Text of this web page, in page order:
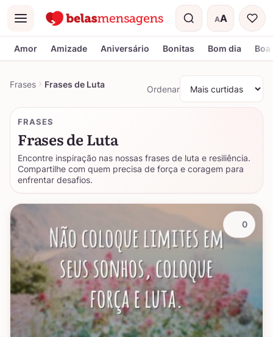
Menu AA
Tamanho do
Amor Amizade Aniversário Bonitas Bom dia
Frases Frases de Luta Ordenar
FRASES
Frases de Luta
Encontre inspiração nas nossas frases de luta e resiliência.
Compartilhe com quem precisa de força e coragem para
enfrentar desafios.
0